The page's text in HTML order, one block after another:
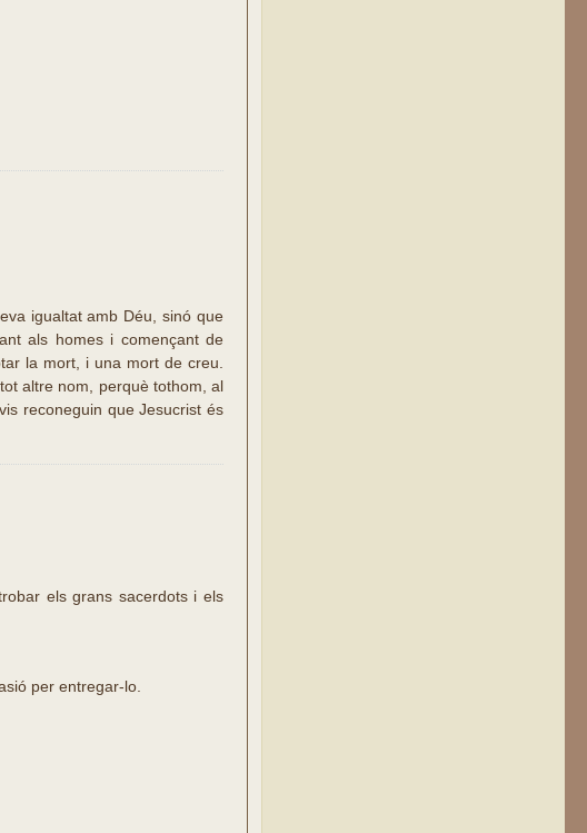
igualtat amb Déu, sinó que
als homes i començant de
la mort, i una mort de creu.
altre nom, perquè tothom, al
reconeguin que Jesucrist és
els grans sacerdots i els
per entregar-lo.